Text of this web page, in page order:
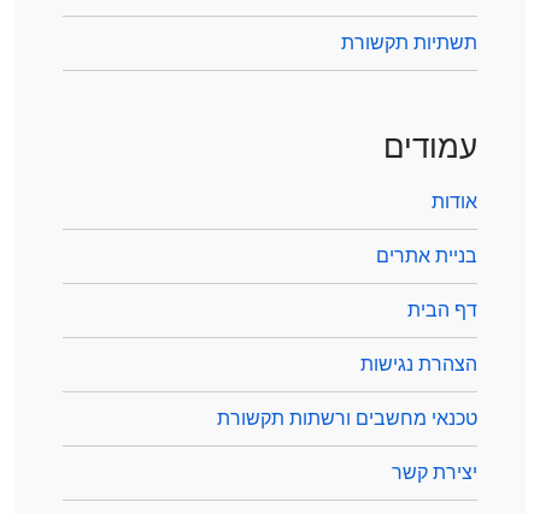
תשתיות תקשורת
עמודים
אודות
בניית אתרים
דף הבית
הצהרת נגישות
טכנאי מחשבים ורשתות תקשורת
יצירת קשר